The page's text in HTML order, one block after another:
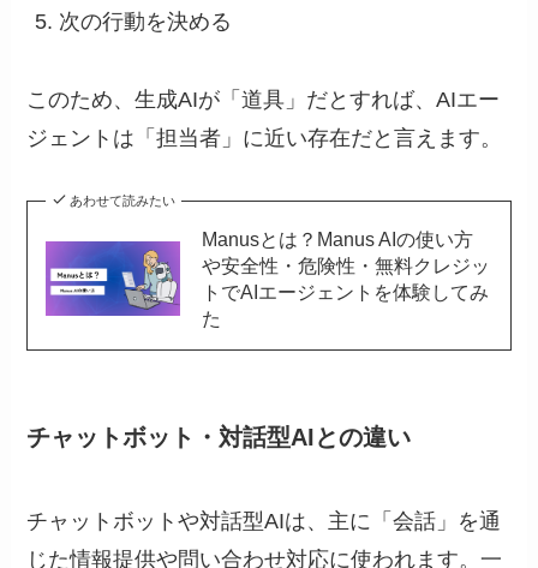
次の行動を決める
このため、生成AIが「道具」だとすれば、AIエー
ジェントは「担当者」に近い存在だと言えます。
あわせて読みたい
Manusとは？Manus AIの使い方
や安全性・危険性・無料クレジッ
トでAIエージェントを体験してみ
た
チャットボット・対話型AIとの違い
チャットボットや対話型AIは、主に「会話」を通
じた情報提供や問い合わせ対応に使われます。一